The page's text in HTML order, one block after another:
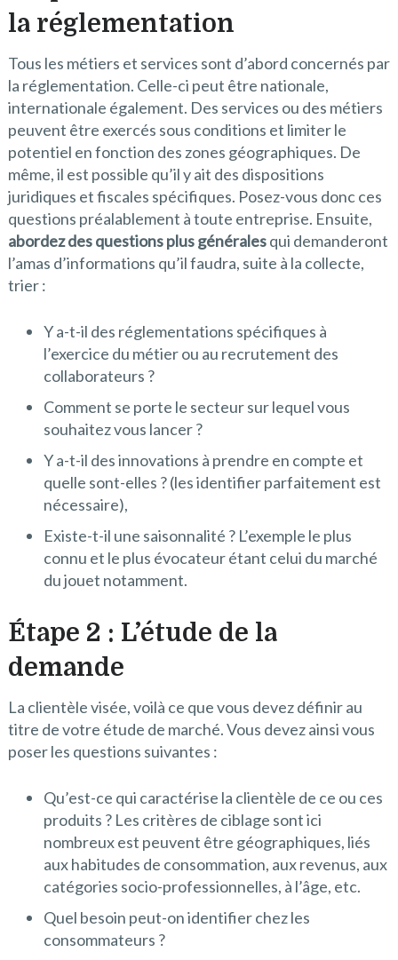
la réglementation
Tous les métiers et services sont d’abord concernés par
la réglementation. Celle-ci peut être nationale,
internationale également. Des services ou des métiers
peuvent être exercés sous conditions et limiter le
potentiel en fonction des zones géographiques. De
même, il est possible qu’il y ait des dispositions
juridiques et fiscales spécifiques. Posez-vous donc ces
questions préalablement à toute entreprise. Ensuite,
abordez des questions plus généralesqui demanderont
l’amas d’informations qu’il faudra, suite à la collecte,
trier :
Y a-t-il des réglementations spécifiques à
l’exercice du métier ou au recrutement des
collaborateurs ?
Comment se porte le secteur sur lequel vous
souhaitez vous lancer ?
Y a-t-il des innovations à prendre en compte et
quelle sont-elles ? (les identifier parfaitement est
nécessaire),
Existe-t-il une saisonnalité ? L’exemple le plus
connu et le plus évocateur étant celui du marché
du jouet notamment.
Étape 2 : L’étude de la
demande
La clientèle visée, voilà ce que vous devez définir au
titre de votre étude de marché. Vous devez ainsi vous
poser les questions suivantes :
Qu’est-ce qui caractérise la clientèle de ce ou ces
produits ? Les critères de ciblage sont ici
nombreux est peuvent être géographiques, liés
aux habitudes de consommation, aux revenus, aux
catégories socio-professionnelles, à l’âge, etc.
Quel besoin peut-on identifier chez les
consommateurs ?